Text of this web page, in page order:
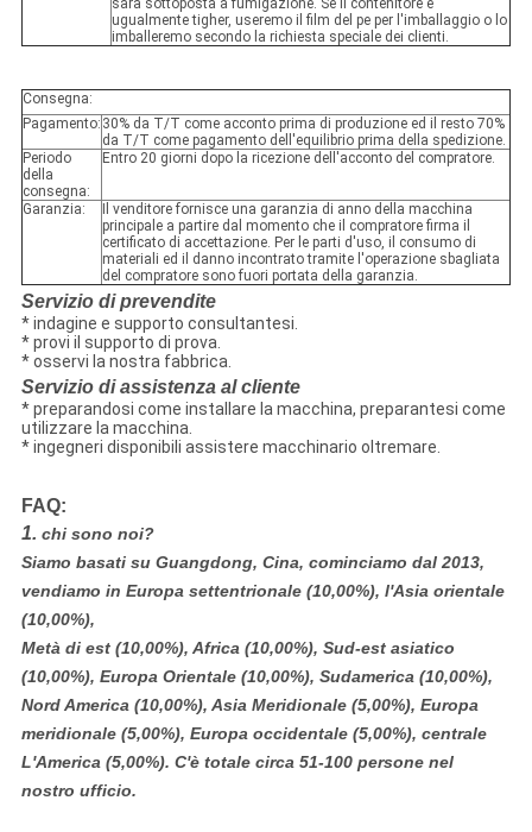
sarà sottoposta a fumigazione. Se il contenitore è
ugualmente tigher, useremo il film del pe per l'imballaggio o lo
imballeremo secondo la richiesta speciale dei clienti.
Consegna:
Pagamento: 30% da T/T come acconto prima di produzione ed il resto 70%
da T/T come pagamento dell'equilibrio prima della spedizione.
Periodo
della
consegna:
Entro 20 giorni dopo la ricezione dell'acconto del compratore.
Garanzia:
Il venditore fornisce una garanzia di anno della macchina
principale a partire dal momento che il compratore firma il
certificato di accettazione. Per le parti d'uso, il consumo di
materiali ed il danno incontrato tramite l'operazione sbagliata
del compratore sono fuori portata della garanzia.
Servizio di prevendite
* indagine e supporto consultantesi.
* provi il supporto di prova.
* osservi la nostra fabbrica.
Servizio di assistenza al cliente
* preparandosi come installare la macchina, preparantesi come
utilizzare la macchina.
* ingegneri disponibili assistere macchinario oltremare.
FAQ:
1. chi sono noi?
Siamo basati su Guangdong, Cina, cominciamo dal 2013,
vendiamo in Europa settentrionale (10,00%), l'Asia orientale
(10,00%),
Metà di est (10,00%), Africa (10,00%), Sud-est asiatico
(10,00%), Europa Orientale (10,00%), Sudamerica (10,00%),
Nord America (10,00%), Asia Meridionale (5,00%), Europa
meridionale (5,00%), Europa occidentale (5,00%), centrale
L'America (5,00%). C'è totale circa 51-100 persone nel
nostro ufficio.